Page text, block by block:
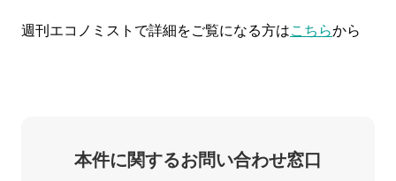
週刊エコノミストで詳細をご覧になる方はこちらから
本件に関するお問い合わせ窓口